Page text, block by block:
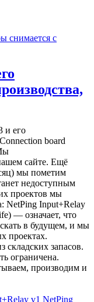
и его
board
сайте. Ещё
мы пометим
недоступным
проектов мы
NetPing Input+Relay
— означает, что
в будущем, и мы
проектах.
складских запасов.
ограничена.
производим и
v1 NetPing